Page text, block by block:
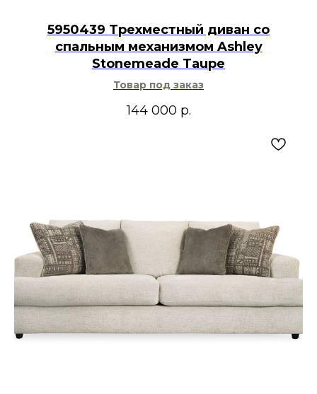
5950439 Трехместный диван со
спальным механизмом Ashley
Stonemeade Taupe
Товар под заказ
144 000 р.